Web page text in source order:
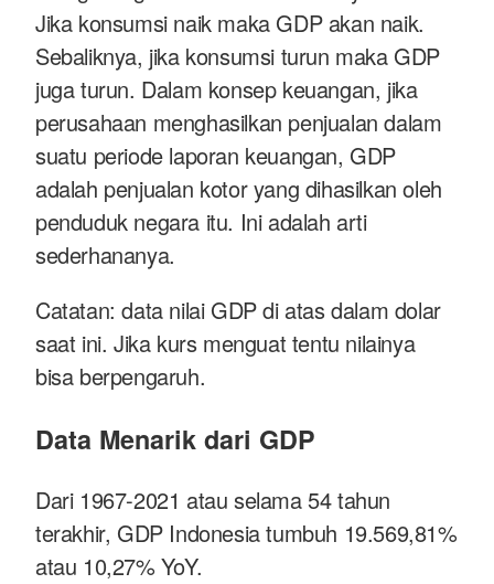
Jika konsumsi naik maka GDP akan naik.
Sebaliknya, jika konsumsi turun maka GDP
juga turun. Dalam konsep keuangan, jika
perusahaan menghasilkan penjualan dalam
suatu periode laporan keuangan, GDP
adalah penjualan kotor yang dihasilkan oleh
penduduk negara itu. Ini adalah arti
sederhananya.
Catatan: data nilai GDP di atas dalam dolar
saat ini. Jika kurs menguat tentu nilainya
bisa berpengaruh.
Data Menarik dari GDP
Dari 1967-2021 atau selama 54 tahun
terakhir, GDP Indonesia tumbuh 19.569,81%
atau 10,27% YoY.